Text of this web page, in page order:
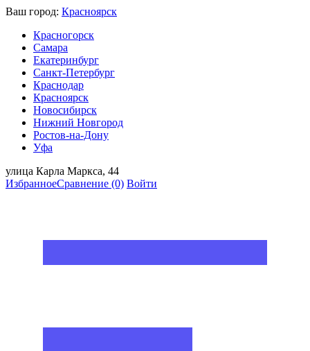
Ваш город: Красноярск
Красногорск
Самара
Екатеринбург
Санкт-Петербург
Краснодар
Красноярск
Новосибирск
Нижний Новгород
Ростов-на-Дону
Уфа
улица Карла Маркса, 44
ИзбранноеСравнение (0) Войти